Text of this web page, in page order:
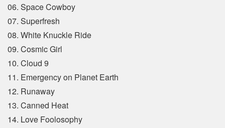
06. Space Cowboy
07. Superfresh
08. White Knuckle Ride
09. Cosmic Girl
10. Cloud 9
11. Emergency on Planet Earth
12. Runaway
13. Canned Heat
14. Love Foolosophy